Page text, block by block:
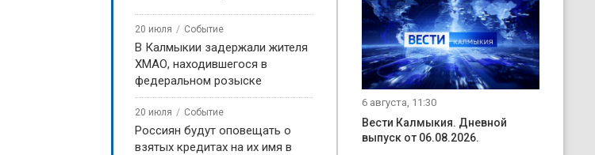
20 июля Событие
В Калмыкии задержали жителя
ХМАО, находившегося в
федеральном розыске
20 июля Событие
Россиян будут оповещать о
взятых кредитах на их имя в
6 августа, 11:30
Вести Калмыкия. Дневной
выпуск от 06.08.2026.